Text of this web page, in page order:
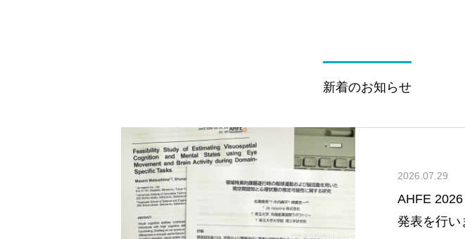
新着のお知らせ
2026.07.29
AHFE
発表を行い